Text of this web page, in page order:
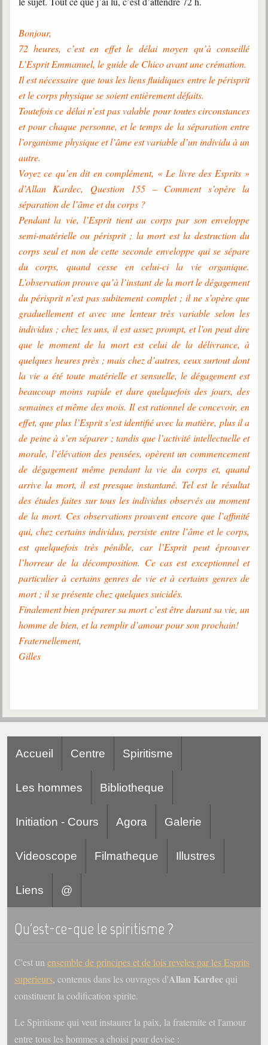
Maximes
Enregistrements
séance d'aide spirituelle
Diaporamas
Powerpoints
Enseignement
L'Agora
Posez-nous des questions
Consultez les réponses
Posez votre question
Galerie
Galerie photos
Vidéoscope
Les Illustrés
Vidéos courtes de Divaldo
Liens spirites
Centres spirites
France
Belgique, Lux. et Canada
Fédérations spirites
Médias spirites
@
Bonjour,
72 heures, c’est en effet le délai moyen qu’à conseillé
L’Esprit Emmanuel, le guide de Chico avant une crémation.
Il est nécessaire que tous les liens fluidiques entre le périsprit
et le corps physique se soient entièrement défaits.
Toutefois ce délai n’est pas valable pour toutes circonstances
et pour chaque personne, et le temps de la séparation entre
l’organisme physique et l’âme est variable d’un individu à un
autre.
Voyez ce qu’en dit en complément, « Le livre des Esprits »
d’Allan Kardec, Question 155 – Comment s’opère la
séparation de l’âme et du corps ?
Pendant la vie, l’Esprit tient au corps par son enveloppe
semi-matérielle ou périsprit ; la mort est la destruction du
corps seul et non de cette seconde enveloppe qui se sépare
du corps, quand cesse en celui-ci la vie organique.
L’observation prouve qu’à l’instant de la mort le dégagement
du périsprit n’est pas subitement complet ; il ne s’opère que
graduellement et avec une lenteur très variable selon les
individus ; chez les uns, il est assez prompt, et l’on peut dire
que le moment de la mort est celui de la délivrance, à
quelques heures près ; mais chez d’autres, ceux surtout dont
la vie a été toute matérielle et sensuelle, le dégagement est
beaucoup moins rapide et dure quelquefois des jours, des
semaines et même des mois. Il est rationnel de concevoir, en
effet, que plus l’Esprit s’est identifié avec la matière, plus il a
de peine à s’en séparer ; tandis que l’activité intellectuelle et
morale, l’élévation des pensées, opèrent un commencement
de dégagement même pendant la vie du corps et, quand
arrive la mort, il est presque instantané. Tel est le résultat
des études faites sur tous les individus observés au moment
de la mort. Ces observations prouvent encore que l’affinité
qui, chez certains individus, persiste entre l’âme et le corps,
est quelquefois très pénible, car l’Esprit peut éprouver
l’horreur de la décomposition. Ce cas est exceptionnel et
particulier à certains genres de vie et à certains genres de
mort ; il se présente chez quelques suicidés.
Finalement bien préparer sa mort c’est être durant sa vie, un
homme de bien, et la remplir d’amour pour son prochain!
Fraternellement,
Gilles
Accueil Centre Spiritisme
Les hommes Bibliotheque
Initiation - Cours Agora Galerie
Videoscope Filmatheque Illustres
Liens @
Qu'est-ce-que le spiritisme ?
C'est un ensemble de principes et de lois reveles par les Esprits
superieurs, contenus dans les ouvrages d'Allan Kardecqui
constituent la codification spirite.
Le Spiritisme qui veut instaurer la paix, la fraternite et l'amour
entre tous les hommes a choisi pour devise :